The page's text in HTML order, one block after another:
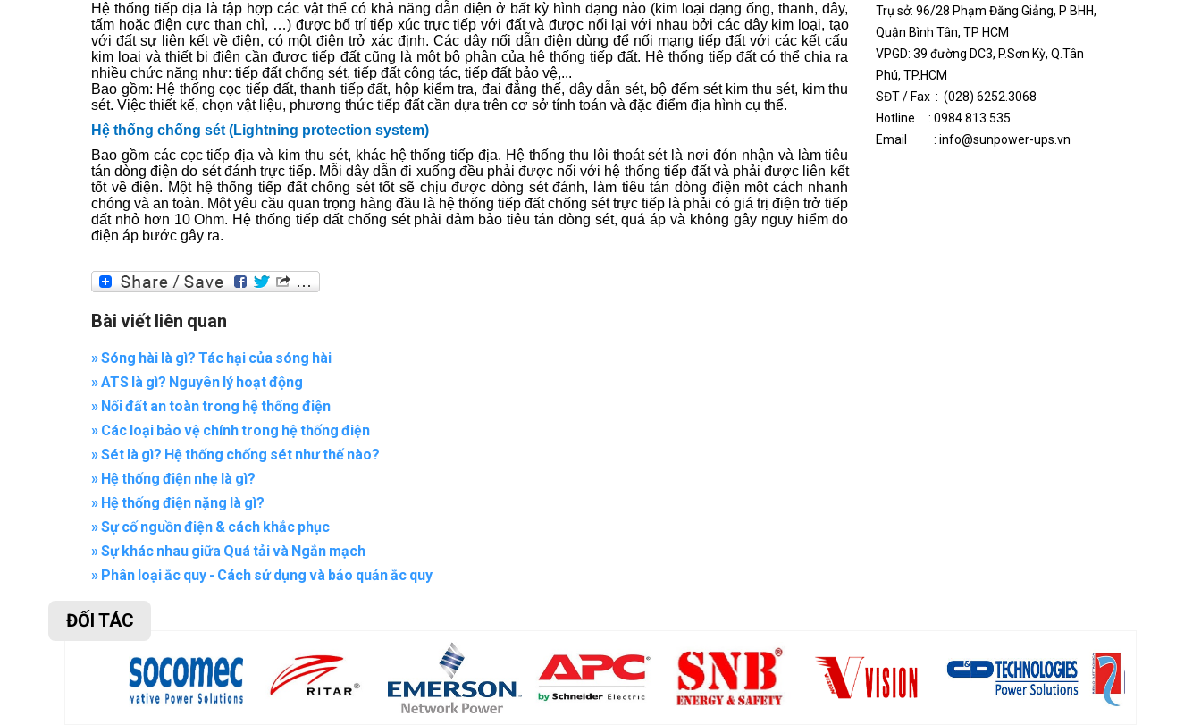
Hệ thống tiếp địa là tập hợp các vật thể có khả năng dẫn điện ở bất kỳ hình dạng nào (kim loại dạng ống, thanh, dây,
tấm hoặc điện cực than chì, …) được bố trí tiếp xúc trực tiếp với đất và được nối lại với nhau bởi các dây kim loại, tạo
với đất sự liên kết về điện, có một điện trở xác định. Các dây nối dẫn điện dùng để nối mạng tiếp đất với các kết cấu
kim loại và thiết bị điện cần được tiếp đất cũng là một bộ phận của hệ thống tiếp đất. Hệ thống tiếp đất có thể chia ra
nhiều chức năng như: tiếp đất chống sét, tiếp đất công tác, tiếp đất bảo vệ,...
Bao gồm: Hệ thống cọc tiếp đất, thanh tiếp đất, hộp kiểm tra, đai đẳng thế, dây dẫn sét, bộ đếm sét kim thu sét, kim thu
sét. Việc thiết kế, chọn vật liệu, phương thức tiếp đất cần dựa trên cơ sở tính toán và đặc điểm địa hình cụ thể.
Hệ thống chống sét (Lightning protection system)
Bao gồm các cọc tiếp địa và kim thu sét, khác hệ thống tiếp địa. Hệ thống thu lôi thoát sét là nơi đón nhận và làm tiêu
tán dòng điện do sét đánh trực tiếp. Mỗi dây dẫn đi xuống đều phải được nối với hệ thống tiếp đất và phải được liên kết
tốt về điện. Một hệ thống tiếp đất chống sét tốt sẽ chịu được dòng sét đánh, làm tiêu tán dòng điện một cách nhanh
chóng và an toàn. Một yêu cầu quan trọng hàng đầu là hệ thống tiếp đất chống sét trực tiếp là phải có giá trị điện trở tiếp
đất nhỏ hơn 10 Ohm. Hệ thống tiếp đất chống sét phải đảm bảo tiêu tán dòng sét, quá áp và không gây nguy hiểm do
điện áp bước gây ra.
Bài viết liên quan
» Sóng hài là gì? Tác hại của sóng hài
» ATS là gì? Nguyên lý hoạt động
» Nối đất an toàn trong hệ thống điện
» Các loại bảo vệ chính trong hệ thống điện
» Sét là gì? Hệ thống chống sét như thế nào?
» Hệ thống điện nhẹ là gì?
» Hệ thống điện nặng là gì?
» Sự cố nguồn điện & cách khắc phục
» Sự khác nhau giữa Quá tải và Ngắn mạch
» Phân loại ắc quy - Cách sử dụng và bảo quản ắc quy
Trụ sở: 96/28 Phạm Đăng Giảng, P BHH,
Quận Bình Tân, TP HCM
VPGD: 39 đường DC3, P.Sơn Kỳ, Q.Tân
Phú, TP.HCM
SĐT / Fax : (028) 6252.3068
Hotline : 0984.813.535
Email : info@sunpower-ups.vn
ĐỐI TÁC